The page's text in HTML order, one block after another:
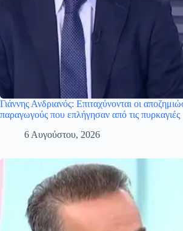
Γιάννης Ανδριανός: Επιταχύνονται οι
παραγωγούς που επλήγησαν από τις πυρκαγιές
6 Αυγούστου, 2026